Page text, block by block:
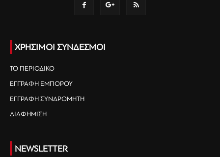
ΧΡΗΣΙΜΟΙ ΣΥΝΔΕΣΜΟΙ
ΤΟ ΠΕΡΙΟΔΙΚΟ
ΕΓΓΡΑΦΗ ΕΜΠΟΡΟΥ
ΕΓΓΡΑΦΗ ΣΥΝΔΡΟΜΗΤΗ
ΔΙΑΦΗΜΙΣΗ
NEWSLETTER